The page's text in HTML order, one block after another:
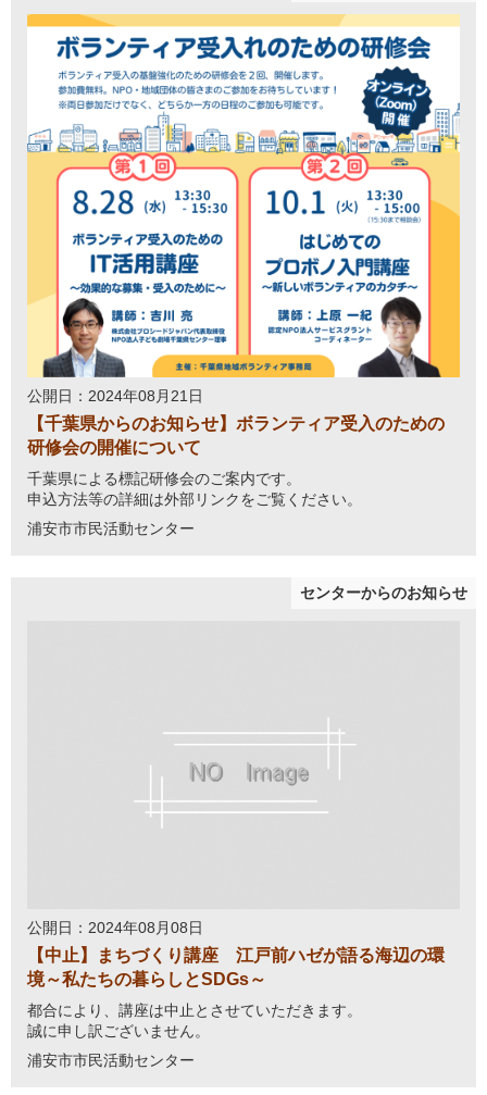
公開日：2024年08月21日
【千葉県からのお知らせ】ボランティア受入のための
研修会の開催について
千葉県による標記研修会のご案内です。
申込方法等の詳細は外部リンクをご覧ください。
浦安市市民活動センター
センターからのお知らせ
公開日：2024年08月08日
【中止】まちづくり講座 江戸前ハゼが語る海辺の環
境～私たちの暮らしとSDGs～
都合により、講座は中止とさせていただきます。
誠に申し訳ございません。
浦安市市民活動センター